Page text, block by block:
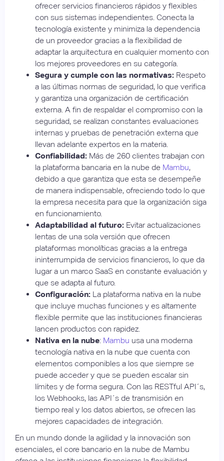
ofrecer servicios financieros rápidos y flexibles
con sus sistemas independientes. Conecta la
tecnología existente y minimiza la dependencia
de un proveedor gracias a la flexibilidad de
adaptar la arquitectura en cualquier momento con
los mejores proveedores en su categoría.
Segura y cumple con las normativas: Respeto
a las últimas normas de seguridad, lo que verifica
y garantiza una organización de certificación
externa. A fin de respaldar el compromiso con la
seguridad, se realizan constantes evaluaciones
internas y pruebas de penetración externa que
llevan adelante expertos en la materia.
Confiabilidad: Más de 260 clientes trabajan con
la plataforma bancaria en la nube de Mambu,
debido a que garantiza que esta se desempeñe
de manera indispensable, ofreciendo todo lo que
la empresa necesita para que la organización siga
en funcionamiento.
Adaptabilidad al futuro: Evitar actualizaciones
lentas de una sola versión que ofrecen
plataformas monolíticas gracias a la entrega
ininterrumpida de servicios financieros, lo que da
lugar a un marco SaaS en constante evaluación y
que se adapta al futuro.
Configuración: La plataforma nativa en la nube
que incluye muchas funciones y es altamente
flexible permite que las instituciones financieras
lancen productos con rapidez.
Nativa en la nube: Mambu usa una moderna
tecnología nativa en la nube que cuenta con
elementos componibles a los que siempre se
puede acceder y que se pueden escalar sin
límites y de forma segura. Con las RESTful API´s,
los Webhooks, las API´s de transmisión en
tiempo real y los datos abiertos, se ofrecen las
mejores capacidades de integración.
En un mundo donde la agilidad y la innovación son
esenciales, el core bancario en la nube de Mambu